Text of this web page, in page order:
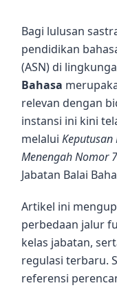
Bagi lulusan
pendidikan
(ASN) di
Bahasa
relevan dengan
instansi ini kini
melalui
Menengah Nomor
Jabatan Balai
Artikel ini
perbedaan jalur
kelas jabatan,
regulasi terbaru.
referensi